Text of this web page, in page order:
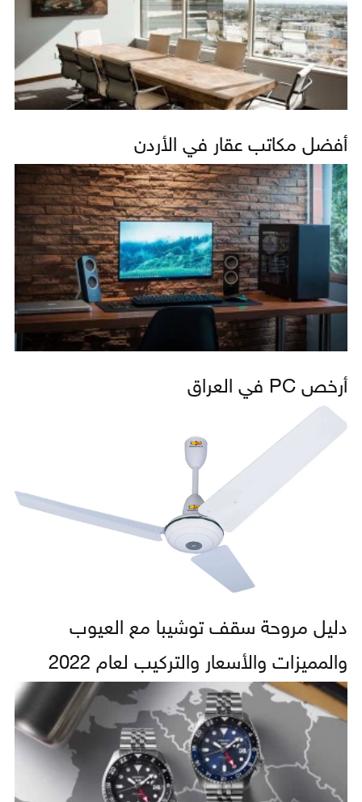
أفضل مكاتب عقار في الأردن
أرخص PC في العراق
دليل مروحة سقف توشيبا مع العيوب
والمميزات والأسعار والتركيب لعام 2022